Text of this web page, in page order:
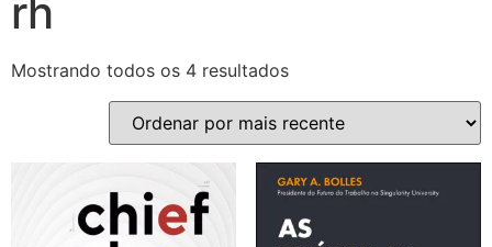
rh
Mostrando todos os 4 resultados